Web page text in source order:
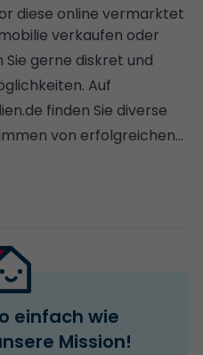
diese online vermarktet
verkaufen oder
gerne diskret und
Auf
finden Sie diverse
von erfolgreichen
einfach wie
Mission!